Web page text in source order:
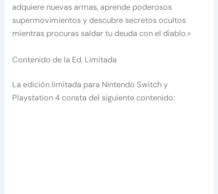
adquiere nuevas armas, aprende poderosos
supermovimientos y descubre secretos ocultos
mientras procuras saldar tu deuda con el diablo.»
Contenido de la Ed. Limitada
La edición limitada para Nintendo Switch y
Playstation 4 consta del siguiente contenido: